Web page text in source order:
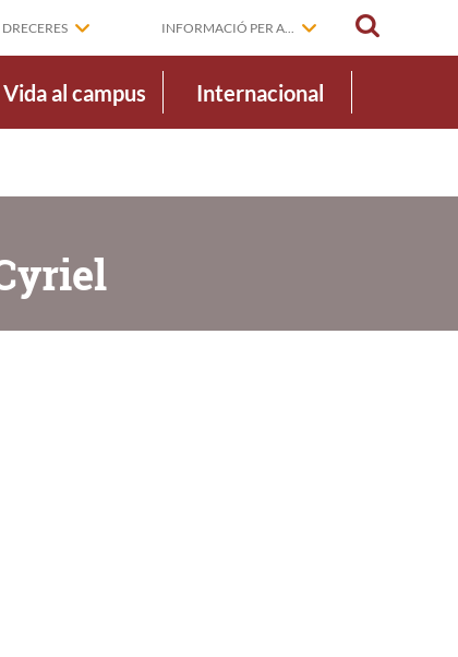
DRECERES INFORMACIÓ PER A...
Vida al campus Internacional